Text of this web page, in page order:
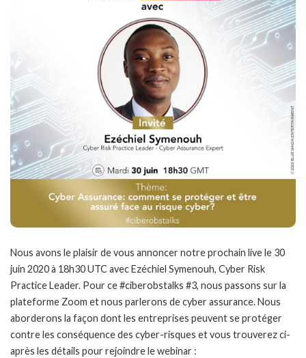
Nous avons le plaisir de vous annoncer notre prochain live le 30
juin 2020 à 18h30 UTC avec Ezéchiel Symenouh, Cyber Risk
Practice Leader. Pour ce #ciberobstalks #3, nous passons sur la
plateforme Zoom et nous parlerons de cyber assurance. Nous
aborderons la façon dont les entreprises peuvent se protéger
contre les conséquence des cyber-risques et vous trouverez ci-
après les détails pour rejoindre le webinar :